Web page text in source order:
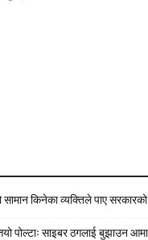
किनेका व्यक्तिले पाए
पोल्टाः साइबर ठगलाई बुझाउन